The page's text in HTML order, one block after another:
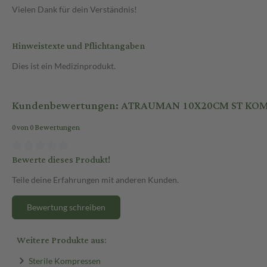
Vielen Dank für dein Verständnis!
Hinweistexte und Pflichtangaben
Dies ist ein Medizinprodukt.
Kundenbewertungen: ATRAUMAN 10X20CM ST
0 von 0 Bewertungen
Bewerte dieses Produkt!
Teile deine Erfahrungen mit anderen Kunden.
Bewertung schreiben
Weitere Produkte aus:
Sterile Kompressen